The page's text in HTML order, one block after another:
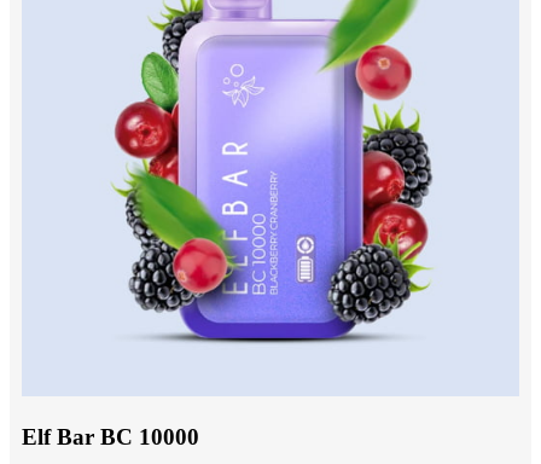
Elf Bar BC 10000